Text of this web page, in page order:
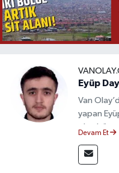
Eyüp
Van
yapan
olmak
esas alan
Devam Et